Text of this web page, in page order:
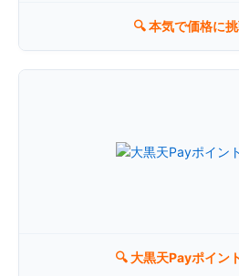
🔍 本気で価格に挑
🔍 大黒天Payポイン
リンク先の地図に表示されている地名、住
いるものです。一部、印刷用のページ上部